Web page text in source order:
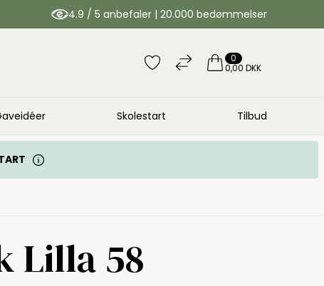
4.9 / 5 anbefaler | 20.000 bedømmelser
0
0,00 DKK
Skolestart Tilbud
Lilla 58